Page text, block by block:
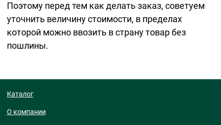
Поэтому перед тем как делать заказ, советуем
уточнить величину стоимости, в пределах
которой можно ввозить в страну товар без
пошлины.
Каталог
О компании